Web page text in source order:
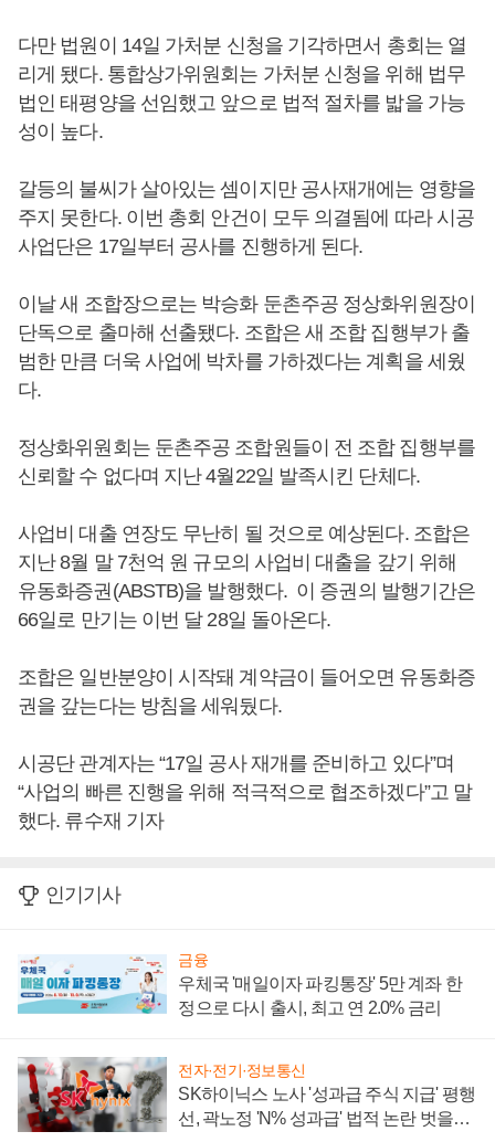
다만 법원이 14일 가처분 신청을 기각하면서 총회는 열
리게 됐다. 통합상가위원회는 가처분 신청을 위해 법무
법인 태평양을 선임했고 앞으로 법적 절차를 밟을 가능
성이 높다.
갈등의 불씨가 살아있는 셈이지만 공사재개에는 영향을
주지 못한다. 이번 총회 안건이 모두 의결됨에 따라 시공
사업단은 17일부터 공사를 진행하게 된다.
이날 새 조합장으로는 박승화 둔촌주공 정상화위원장이
단독으로 출마해 선출됐다. 조합은 새 조합 집행부가 출
범한 만큼 더욱 사업에 박차를 가하겠다는 계획을 세웠
다.
정상화위원회는 둔촌주공 조합원들이 전 조합 집행부를
신뢰할 수 없다며 지난 4월22일 발족시킨 단체다.
사업비 대출 연장도 무난히 될 것으로 예상된다. 조합은
지난 8월 말 7천억 원 규모의 사업비 대출을 갚기 위해
유동화증권(ABSTB)을 발행했다. 이 증권의 발행기간은
66일로 만기는 이번 달 28일 돌아온다.
조합은 일반분양이 시작돼 계약금이 들어오면 유동화증
권을 갚는다는 방침을 세워뒀다.
시공단 관계자는 “17일 공사 재개를 준비하고 있다”며
“사업의 빠른 진행을 위해 적극적으로 협조하겠다”고 말
했다. 류수재 기자
인기기사
금융
우체국 '매일이자 파킹통장' 5만 계좌 한
정으로 다시 출시, 최고 연 2.0% 금리
전자·전기·정보통신
SK하이닉스 노사 '성과급 주식 지급' 평행
선, 곽노정 'N% 성과급' 법적 논란 벗을지